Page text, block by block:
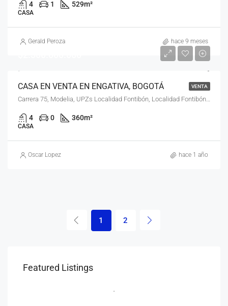
4 1 529m²
CASA
Gerald Peroza hace 9 meses
VENTA
CASA EN VENTA EN ENGATIVA, BOGOTÁ
Carrera 75, Modelia, UPZs Localidad Fontibón, Localidad Fontibón, Bogotá, Bogotá, Distrito Capital, RAP (Especial) Central, 110931, Colombia
4 0 360m²
CASA
Oscar Lopez hace 1 año
1 2
Featured Listings